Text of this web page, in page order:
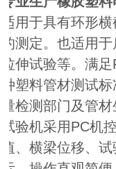
适用于具有环形
的测定。也适用
拉伸试验等。满
种塑料管材测试
量检测部门及管
试验机采用PC机
值、横梁位移、